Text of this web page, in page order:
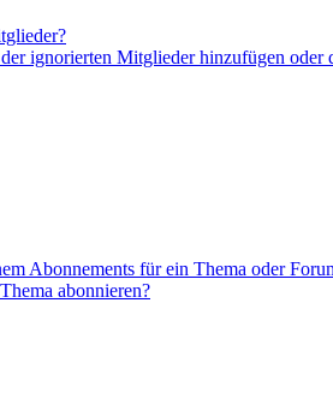
ignorierten Mitglieder hinzufügen oder
Abonnements für ein Thema oder
abonnieren?